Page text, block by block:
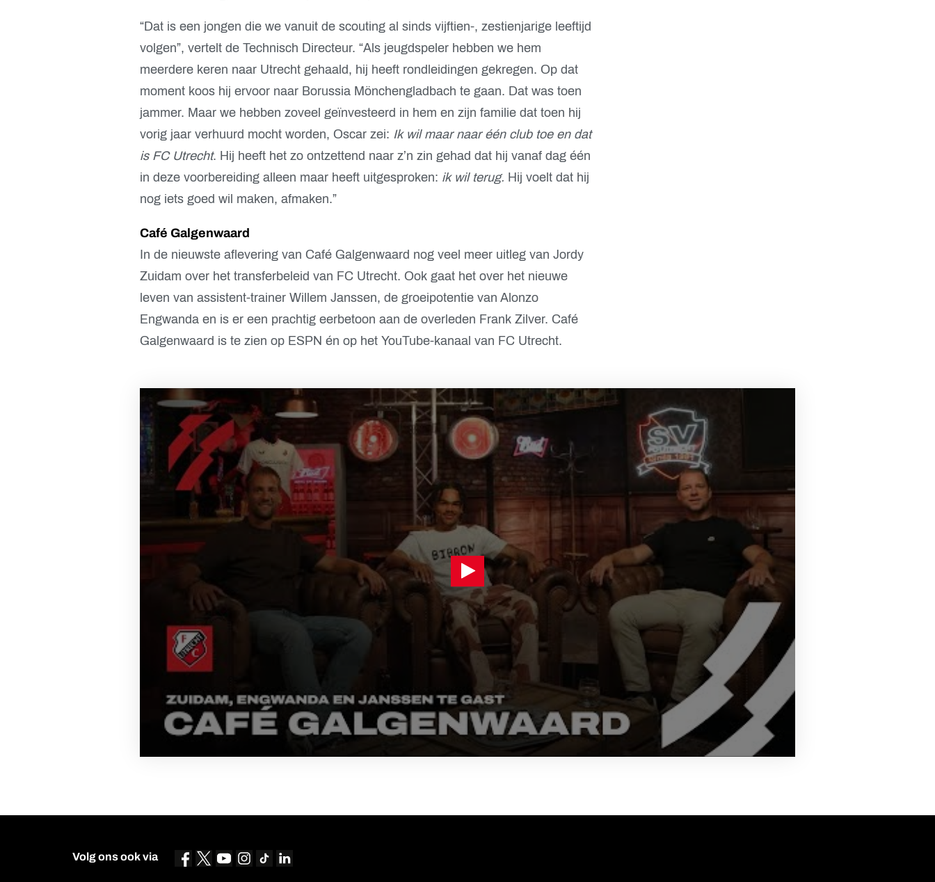
“Dat is een jongen die we vanuit de scouting al sinds vijftien-, zestienjarige leeftijd
volgen”, vertelt de Technisch Directeur. “Als jeugdspeler hebben we hem
meerdere keren naar Utrecht gehaald, hij heeft rondleidingen gekregen. Op dat
moment koos hij ervoor naar Borussia Mönchengladbach te gaan. Dat was toen
jammer. Maar we hebben zoveel geïnvesteerd in hem en zijn familie dat toen hij
vorig jaar verhuurd mocht worden, Oscar zei: Ik wil maar naar één club toe en dat
is FC Utrecht. Hij heeft het zo ontzettend naar z’n zin gehad dat hij vanaf dag één
in deze voorbereiding alleen maar heeft uitgesproken: ik wil terug. Hij voelt dat hij
nog iets goed wil maken, afmaken.”
Café Galgenwaard
In de nieuwste aflevering van Café Galgenwaard nog veel meer uitleg van Jordy
Zuidam over het transferbeleid van FC Utrecht. Ook gaat het over het nieuwe
leven van assistent-trainer Willem Janssen, de groeipotentie van Alonzo
Engwanda en is er een prachtig eerbetoon aan de overleden Frank Zilver. Café
Galgenwaard is te zien op ESPN én op het YouTube-kanaal van FC Utrecht.
Volg ons ook via